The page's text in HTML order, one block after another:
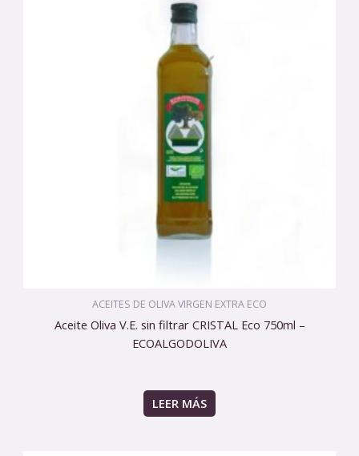
ACEITES DE OLIVA VIRGEN EXTRA ECO
Aceite Oliva V.E. sin filtrar CRISTAL Eco 750ml –
ECOALGODOLIVA
LEER MÁS